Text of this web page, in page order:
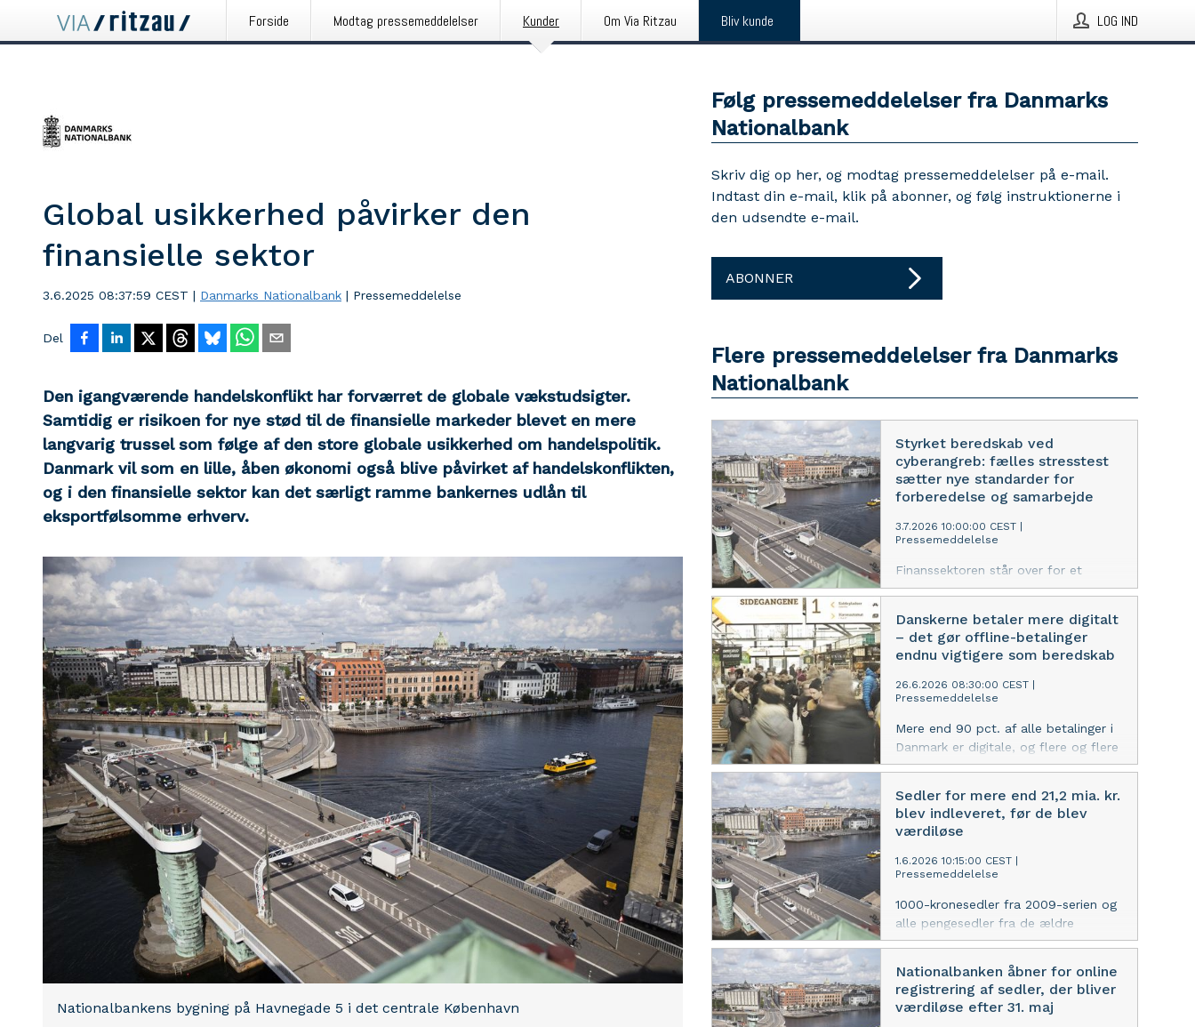
Forside Modtag pressemeddelelser Kunder Om Via Ritzau Bliv kunde LOG IND
Global usikkerhed påvirker den
finansielle sektor
3.6.2025 08:37:59 CEST | Danmarks Nationalbank | Pressemeddelelse
Del
Den igangværende handelskonflikt har forværret de globale vækstudsigter.
Samtidig er risikoen for nye stød til de finansielle markeder blevet en mere
langvarig trussel som følge af den store globale usikkerhed om handelspolitik.
Danmark vil som en lille, åben økonomi også blive påvirket af handelskonflikten,
og i den finansielle sektor kan det særligt ramme bankernes udlån til
eksportfølsomme erhverv.
Nationalbankens bygning på Havnegade 5 i det centrale København
Følg pressemeddelelser fra Danmarks
Nationalbank
Skriv dig op her, og modtag pressemeddelelser på e-mail.
Indtast din e-mail, klik på abonner, og følg instruktionerne i
den udsendte e-mail.
ABONNER
Flere pressemeddelelser fra Danmarks
Nationalbank
Styrket beredskab ved
cyberangreb: fælles stresstest
sætter nye standarder for
forberedelse og samarbejde
3.7.2026 10:00:00 CEST
Pressemeddelelse
Finanssektoren står over for et
skærpet trusselsbillede, hvor
trusler skal håndteres. Nedbrud kan
ikke undgås – men vi skal være klar
til at håndtere dem, når de opstår.
Derfor har Finanstilsynet og
Danmarks Nationalbank sammen med
gennemført en fælles stresstest.
Metoden er ny og har resulteret i
værdifuld læring og konkrete
initiativer til at styrke sektorens
samlede evne til at reagere hurtigt og
effektivt på cyberangreb.
Danskerne betaler mere digitalt
– det gør offline-betalinger
endnu vigtigere som beredskab
26.6.2026 08:30:00 CEST
Pressemeddelelse
Mere end 90 pct. af alle betalinger i
Danmark er digitale, og flere og flere
borgere bruger mobilen, når de
borgere kontanter som et
betalingsberedskab, hvis ikke de kan
betale digitalt, og stadig flere har en
kontantbeholdning over 1.000 kr. Det
er nogle af konklusionerne i de to
”Danskerne betaler mere med
mobilen”, som Nationalbanken
udgiver i dag.
Sedler for mere end 21,2 mia. kr.
blev indleveret, før de blev
værdiløse
1.6.2026 10:15:00 CEST
Pressemeddelelse
1000-kronesedler fra 2009-serien og
alle pengesedler fra de ældre
seddelserier fra 1944, 1952, 1972 og
længere indløses i Nationalbanken.
Indkaldelsen har varet 2,5 år og er
den største indkaldelse af sedler
Nationalbanken åbner for online
registrering af sedler, der bliver
værdiløse efter 31. maj